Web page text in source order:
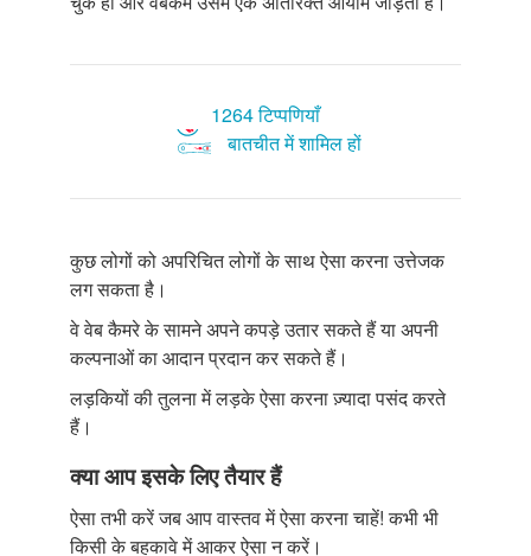
1264 टिप्पणियाँ
बातचीत में शामिल हों
कुछ लोगों को अपरिचित लोगों के साथ ऐसा करना उत्तेजक
लग सकता है।
वे वेब कैमरे के सामने अपने कपड़े उतार सकते हैं या अपनी
कल्पनाओं का आदान प्रदान कर सकते हैं।
लड़कियों की तुलना में लड़के ऐसा करना ज़्यादा पसंद करते
हैं।
क्या आप इसके लिए तैयार हैं
ऐसा तभी करें जब आप वास्तव में ऐसा करना चाहें! कभी भी
किसी के बहकावे में आकर ऐसा न करें।